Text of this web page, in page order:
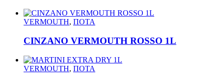
VERMOUTH, ΠΟΤΑ
CINZANO VERMOUTH ROSSO 1L
VERMOUTH, ΠΟΤΑ